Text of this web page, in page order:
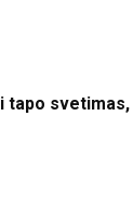
tapo